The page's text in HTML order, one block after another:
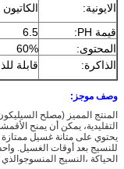
الايونية:
قيمة PH:
6.5
المحتوى:
60%
الذاكرة:
قابلة
وصف موجز:
المنتج المميز (مصلح
التقليدية، يمكن أن يمنح
يحتوي على متانة غسيل
للنسيج بعد أوقات الغسيل.
الحياكة ،النسيج